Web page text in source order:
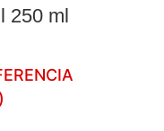
250 ml